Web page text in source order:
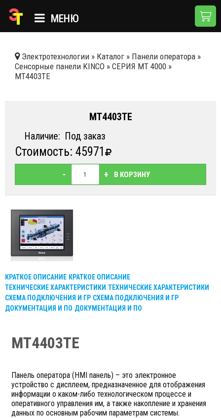
МЕНЮ
КАТАЛОГ
НОВОСТИ
ДОСТАВКА И ОПЛАТА
КОНТАКТЫ
Электротехнологии » Каталог » Панели оператора »
Сенсорные панели KINCO » СЕРИЯ MT 4000 »
MT4403TE
MT4403TE
Наличие: Под заказ
Стоимость: 45971
- + В КОРЗИНУ
КРАТКОЕ ОПИСАНИЕ КРАТКОЕ ОПИСАНИЕ
ТЕХНИЧЕСКИЕ ХАРАКТЕРИСТИКИ ТЕХНИЧЕСКИЕ ХАРАКТЕРИСТИКИ
СХЕМА ПОДКЛЮЧЕНИЯ И ГР СХЕМА ПОДКЛЮЧЕНИЯ И ГР
ДОКУМЕНТАЦИЯ И ПО ДОКУМЕНТАЦИЯ И ПО
MT4403TE
Панель оператора (HMI панель) – это электронное
устройство с дисплеем, предназначенное для отображения
информации о каком-либо технологическом процессе и
оперативного управления им, а также накопление и хранения
данных по основным рабочим параметрам системы.